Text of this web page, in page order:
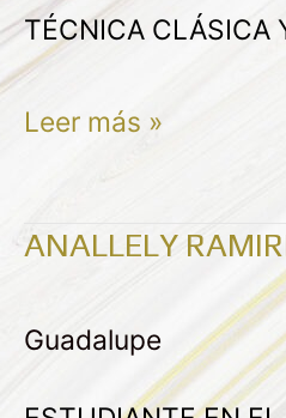
TÉCNICA CLÁSICA
Leer más »
ANALLELY
Guadalupe
ANALLELY
PARRA